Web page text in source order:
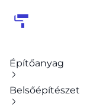
Építőanyag
Belsőépítészet